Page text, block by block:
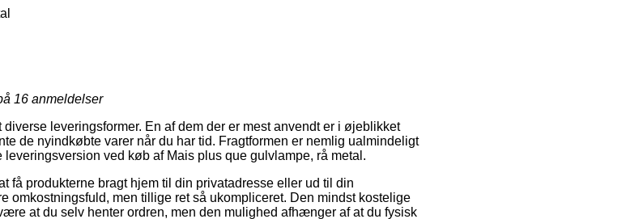
16 anmeldelser
leveringsformer. En af dem der er mest anvendt er i øjeblikket
de nyindkøbte varer når du har tid. Fragtformen er nemlig ualmindeligt
ved køb af Mais plus que gulvlampe, rå metal.
få produkterne bragt hjem til din privatadresse eller ud til din
omkostningsfuld, men tillige ret så ukompliceret. Den mindst kostelige
at du selv henter ordren, men den mulighed afhænger af at du fysisk